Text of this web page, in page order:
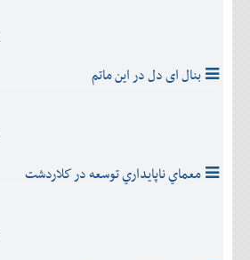
بنال ای دل در اين ماتم
معماي ناپايداري توسعه در كلاردشت